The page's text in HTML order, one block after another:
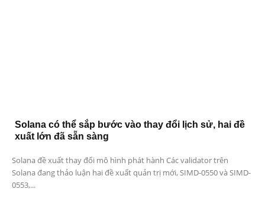
Solana có thể sắp bước vào thay đổi lịch sử, hai đề
xuất lớn đã sẵn sàng
Solana đề xuất thay đổi mô hình phát hành Các validator trên
Solana đang thảo luận hai đề xuất quản trị mới, SIMD-0550 và SIMD-
0553,...